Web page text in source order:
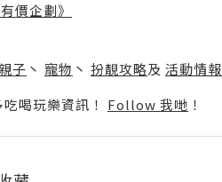
價企劃》
子 丶 寵物 丶 扮靚攻略及 活動情報
喝玩樂資訊！ Follow 我哋 ！